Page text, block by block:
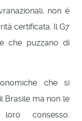
non è
certificata. Il G7
che puzzano di
che si
Brasile ma non le
consesso.